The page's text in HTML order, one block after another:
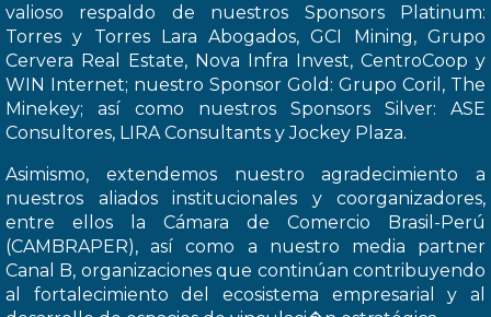
valioso respaldo de nuestros Sponsors Platinum:
Torres y Torres Lara Abogados, GCI Mining, Grupo
Cervera Real Estate, Nova Infra Invest, CentroCoop y
WIN Internet; nuestro Sponsor Gold: Grupo Coril, The
Minekey; así como nuestros Sponsors Silver: ASE
Consultores, LIRA Consultants y Jockey Plaza.
Asimismo, extendemos nuestro agradecimiento a
nuestros aliados institucionales y coorganizadores,
entre ellos la Cámara de Comercio Brasil-Perú
(CAMBRAPER), así como a nuestro media partner
Canal B, organizaciones que continúan contribuyendo
al fortalecimiento del ecosistema empresarial y al